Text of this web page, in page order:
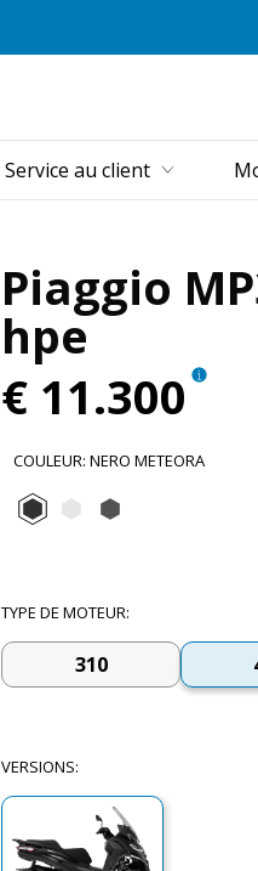
Service au client
Piaggio
hpe
€ 11.300
COULEUR:NERO METEORA
Nero Meteora
Bianco Luna
TYPE DE MOTEUR:
310
VERSIONS: